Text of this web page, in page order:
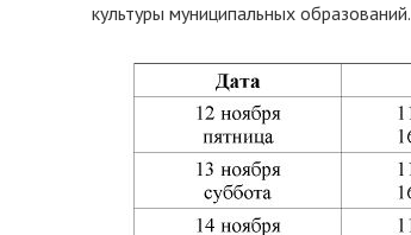
культуры муниципальных образований.